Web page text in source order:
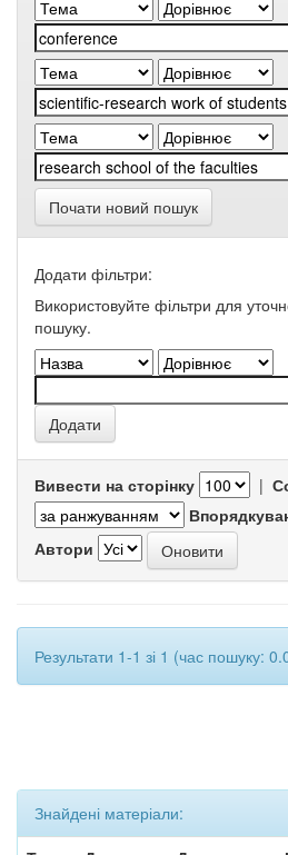
Почати новий пошук
Додати фільтри:
Використовуйте фільтри для
пошуку.
Вивести на сторінку |
Автори
Результати 1-1 зі 1 (час пошуку:
Знайдені матеріали: